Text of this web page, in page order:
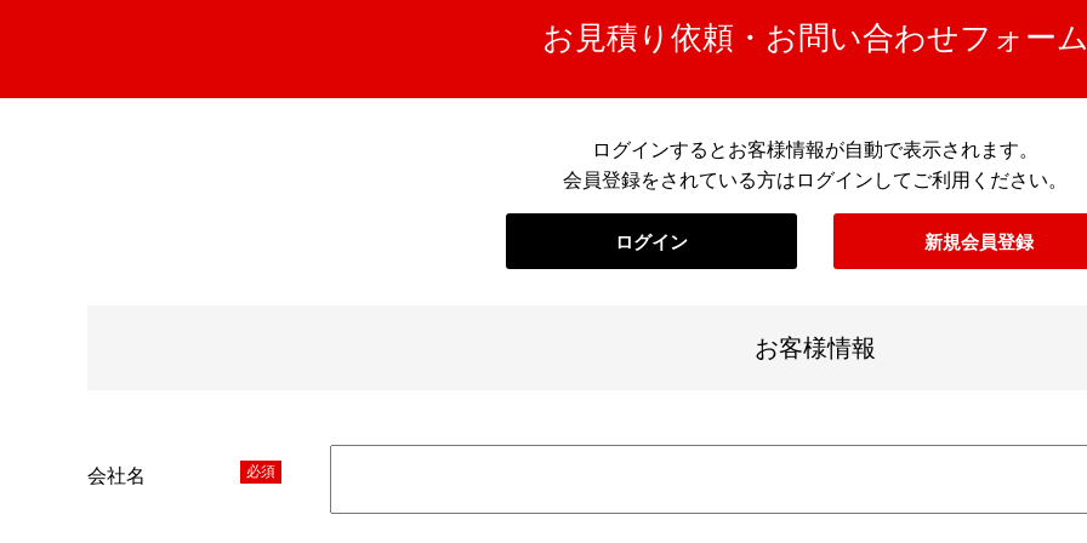
お見積り依頼・お問い合わせフォー
ログインするとお客様情報が自動で表示されます。
会員登録をされている方はログインしてご利用ください。
ログイン 新規会員登録
お客様情報
会社名 必須